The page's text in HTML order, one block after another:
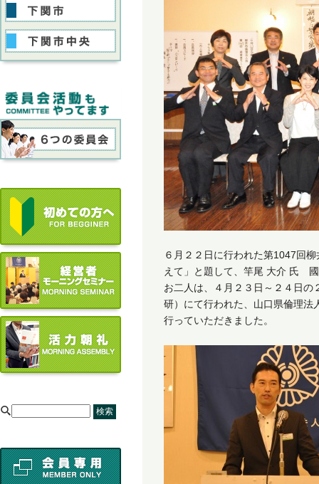
６月２２日に行われた第1047回
えて」と題して、竿尾 大介 氏
お二人は、４月２３日～２４日
研）にて行われた、山口県倫理法
行っていただきました。
[